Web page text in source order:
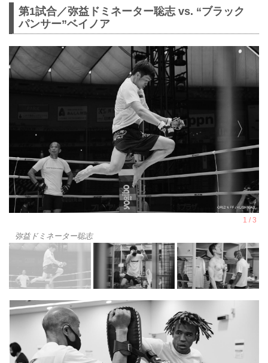
第1試合／弥益ドミネーター聡志 vs. “ブラック
パンサー”ベイノア
弥益ドミネーター聡志